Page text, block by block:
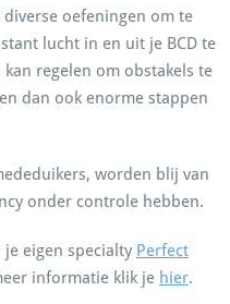
diverse oefeningen om te
lucht in en uit je BCD te
regelen om obstakels te
dan ook enorme stappen
worden blij van
onder controle hebben.
eigen specialty Perfect
informatie klik je hier.